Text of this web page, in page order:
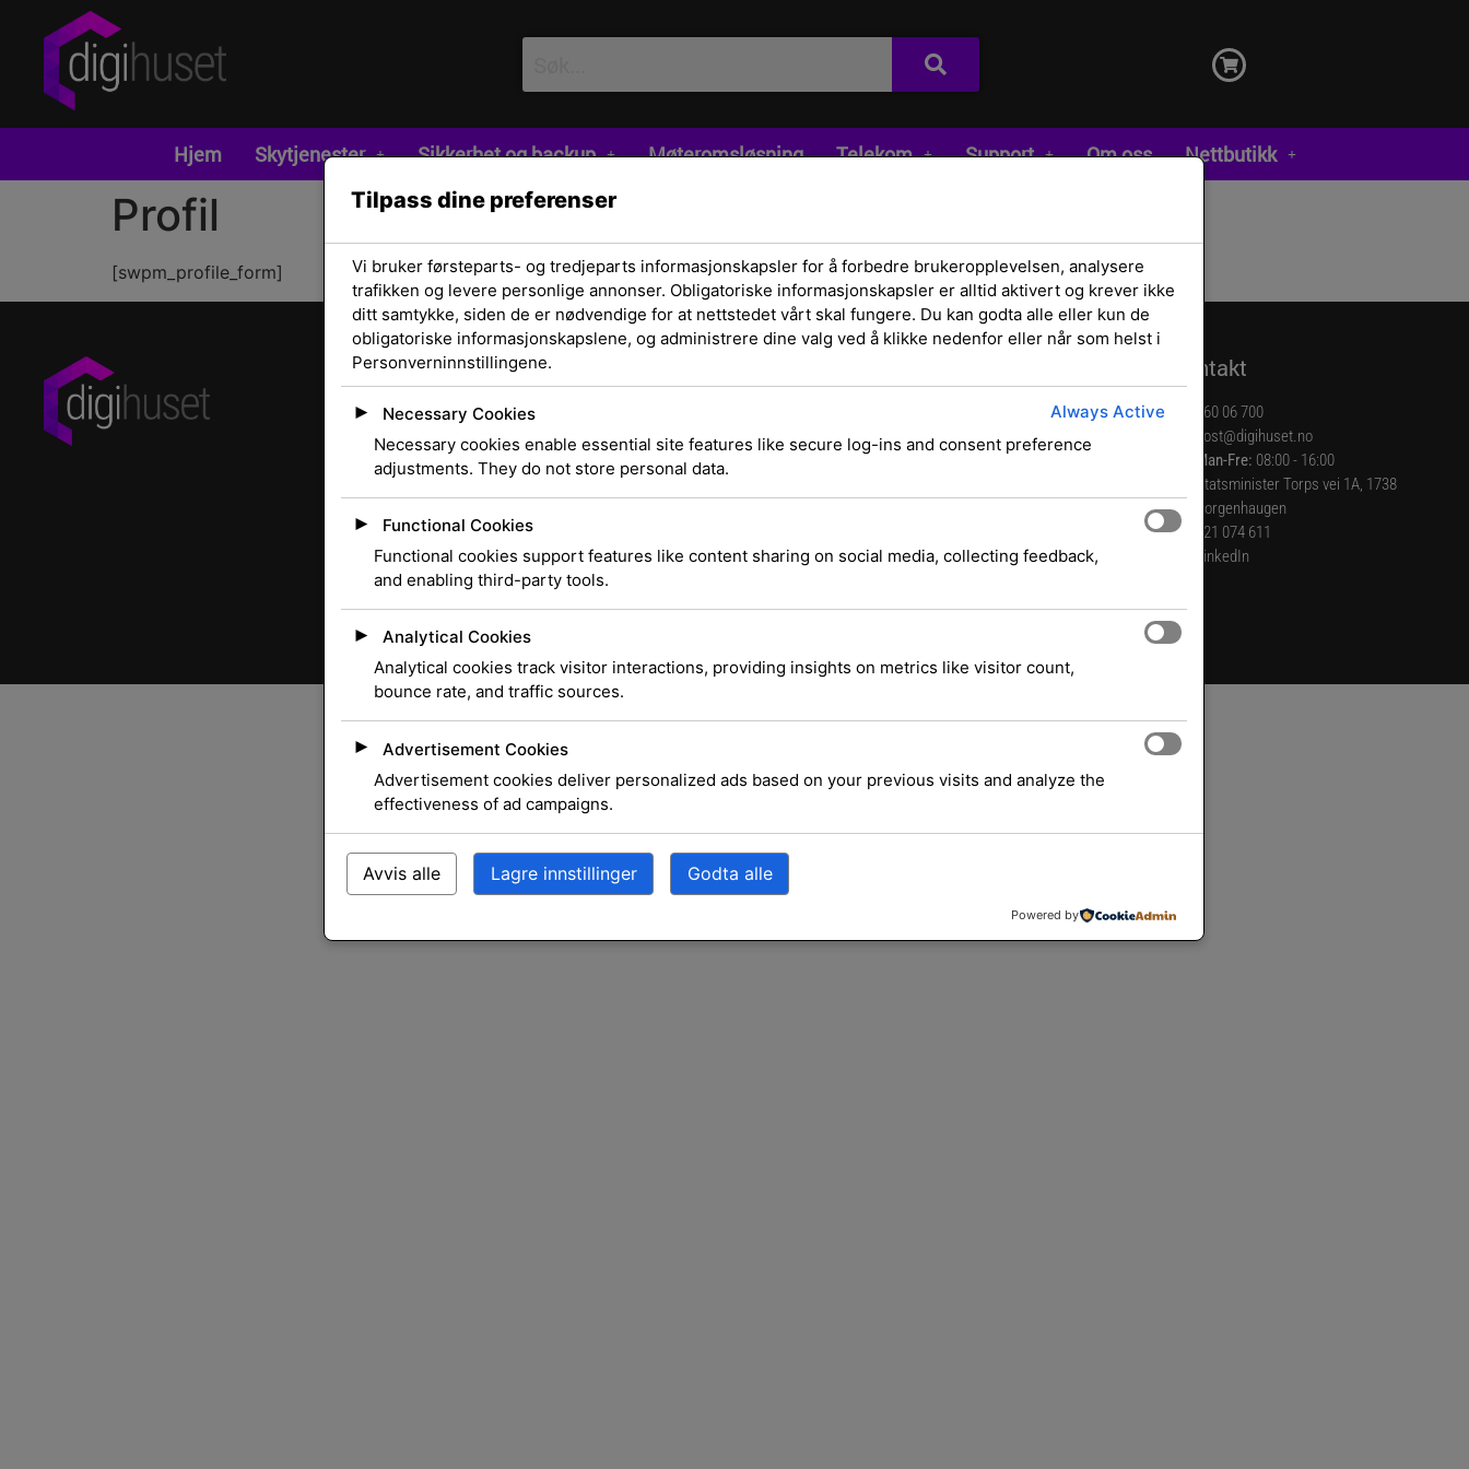
Hjem Skytjenester Sikkerhet og backup Møteromsløsning Telekom Support Om oss Nettbutikk
Profil
[swpm_profile_form]
Navigasjon
Om Oss
Kontakt
Personvernserklæring
Kontakt
960 06 700
post@digihuset.no
Man-Fre: 08:00 - 16:00
Statsminister Torps vei 1A, 1738
Borgenhaugen
921 074 611
LinkedIn
Tilpass dine preferenser
Vi bruker førsteparts- og tredjeparts informasjonskapsler for å forbedre brukeropplevelsen, analysere
trafikken og levere personlige annonser. Obligatoriske informasjonskapsler er alltid aktivert og krever ikke
ditt samtykke, siden de er nødvendige for at nettstedet vårt skal fungere. Du kan godta alle eller kun de
obligatoriske informasjonskapslene, og administrere dine valg ved å klikke nedenfor eller når som helst i
Personverninnstillingene.
► Necessary Cookies
Always Active
Necessary cookies enable essential site features like secure log-ins and consent preference
adjustments. They do not store personal data.
►
Functional Cookies
Functional cookies support features like content sharing on social media, collecting feedback,
and enabling third-party tools.
►
Analytical Cookies
Analytical cookies track visitor interactions, providing insights on metrics like visitor count,
bounce rate, and traffic sources.
►
Advertisement Cookies
Advertisement cookies deliver personalized ads based on your previous visits and analyze the
effectiveness of ad campaigns.
Avvis alle Lagre innstillinger Godta alle
Powered by